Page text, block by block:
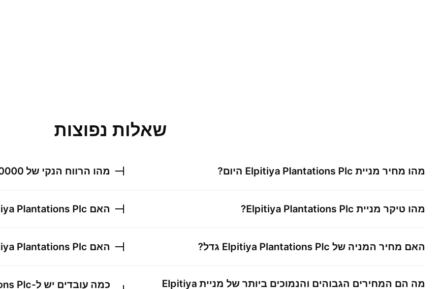
שאלות נפוצות
מהו מחיר מניית Elpitiya Plantations Plc היום?
מהו טיקר מניית Elpitiya Plantations Plc
?
האם מחיר המניה של Elpitiya Plantations Plc גדל?
מה הם המחירים הגבוהים והנמוכים ביותר של מניית Elpitiya
מהו הרווח הנקי של
האם Plantations Plc
האם Plantations Plc
כמה עובדים יש ל-Plc